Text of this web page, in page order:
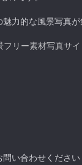
力的な風景写真
フリー素材写真サ
い合わせください